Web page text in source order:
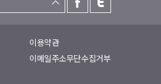
이용약관
이메일주소무단수집거부